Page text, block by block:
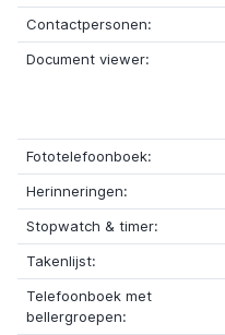
Contactpersonen:
Document viewer:
Fototelefoonboek:
Herinneringen:
Stopwatch & timer:
Takenlijst:
Telefoonboek met
bellergroepen: